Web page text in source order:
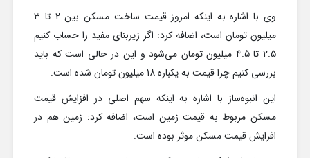
وی با اشاره به اینکه امروز قیمت ساخت مسکن بین 2 تا 3
میلیون تومان است، اضافه کرد: اگر زیربنای مفید را حساب کنیم
2.5 تا 4.5 میلیون تومان می‌شود و این در حالی است که باید
بررسی کنیم چرا قیمت به یکباره 18 میلیون تومان شده است.
این انبوه‌ساز با اشاره به اینکه سهم اصلی در افزایش قیمت
مسکن مربوط به قیمت زمین است، اضافه کرد: زمین هم در
افزایش قیمت مسکن موثر بوده است.